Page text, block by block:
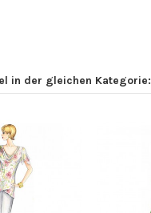
in der gleichen Kategorie: